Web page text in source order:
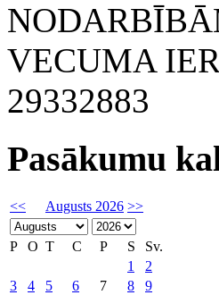
VECUMA
29332883
Pasākumu
<< Augusts 2026 >>
P O T C P S
Sv.
1
2
3
4 5 6 7 8
9